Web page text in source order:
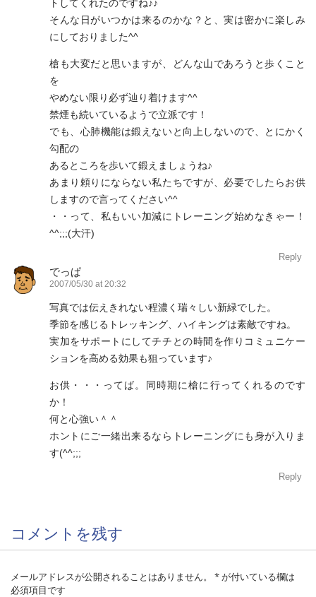
トしてくれたのですね♪♪
そんな日がいつかは来るのかな？と、実は密かに楽しみ
にしておりました^^
槍も大変だと思いますが、どんな山であろうと歩くこと
を
やめない限り必ず辿り着けます^^
禁煙も続いているようで立派です！
でも、心肺機能は鍛えないと向上しないので、とにかく
勾配の
あるところを歩いて鍛えましょうね♪
あまり頼りにならない私たちですが、必要でしたらお供
しますので言ってください^^
・・って、私もいい加減にトレーニング始めなきゃー！
^^;;;(大汗)
Reply
でっぱ
2007/05/30 at 20:32
写真では伝えきれない程濃く瑞々しい新緑でした。
季節を感じるトレッキング、ハイキングは素敵ですね。
実加をサポートにしてチチとの時間を作りコミュニケー
ションを高める効果も狙っています♪
お供・・・ってば。同時期に槍に行ってくれるのです
か！
何と心強い＾＾
ホントにご一緒出来るならトレーニングにも身が入りま
す(^^;;;
Reply
コメントを残す
メールアドレスが公開されることはありません。 *が付いている欄は
必須項目です